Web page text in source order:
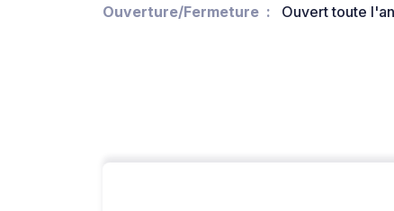
Ouverture/Fermeture
Ouvert toute